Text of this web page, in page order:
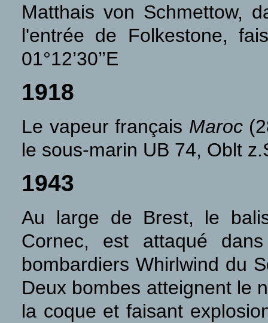
Matthais von Schmettow,
l'entrée de Folkestone,
01°12’30’’E
1918
Le vapeur français Maroc
le sous-marin UB 74, Oblt
1943
Au large de Brest, le
Cornec, est attaqué
bombardiers Whirlwind du
Deux bombes atteignent le
la coque et faisant